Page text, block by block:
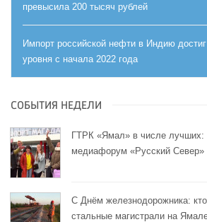
превысила 200 тысяч рублей
Импорт российской нефти в Индию
уровня с начала 2022 года
СОБЫТИЯ НЕДЕЛИ
ГТРК «Ямал» в числе лучших:
медиафорум «Русский Север»
С Днём железнодорожника:
стальные магистрали на